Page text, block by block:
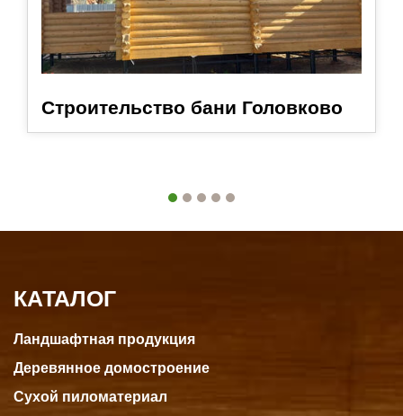
Строительство бани Головково
КАТАЛОГ
Ландшафтная продукция
Деревянное домостроение
Сухой пиломатериал